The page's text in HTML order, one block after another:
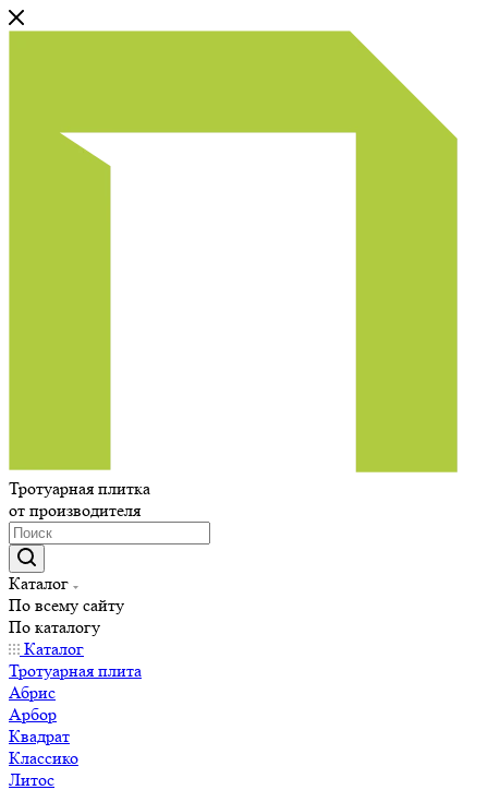
Тротуарная плитка
от производителя
Каталог
По всему сайту
По каталогу
Каталог
Тротуарная плита
Абрис
Арбор
Квадрат
Классико
Литос